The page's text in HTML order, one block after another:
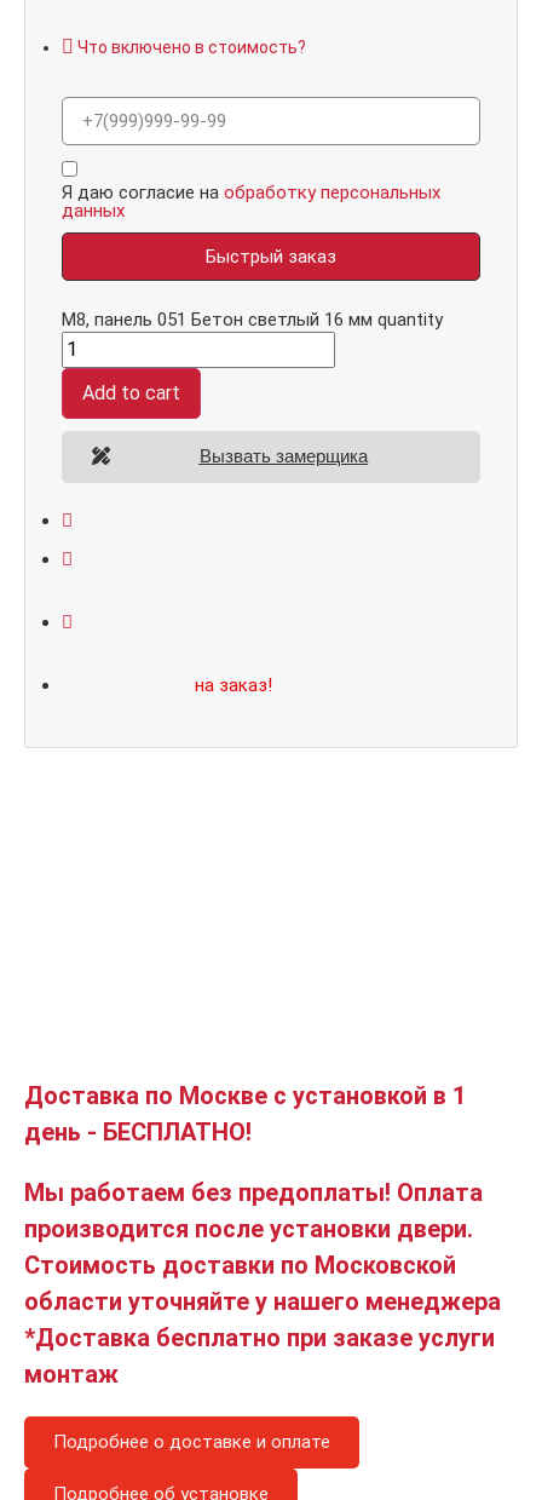
Что включено в стоимость?
Я даю согласие на обработку персональных
данных
Быстрый заказ
М8, панель 051 Бетон светлый 16 мм quantity
Add to cart
Вызвать замерщика
на заказ!
Доставка по Москве с установкой в 1
день - БЕСПЛАТНО!
Мы работаем без предоплаты! Оплата
производится после установки двери.
Стоимость доставки по Московской
области уточняйте у нашего менеджера
*Доставка бесплатно при заказе услуги
монтаж
Подробнее о доставке и оплате
Подробнее об установке